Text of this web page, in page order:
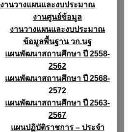
งานวางแผนเเละงบประมาณ
งานศูนย์ข้อมูล
งานวางแผนและงบประมาณ
ข้อมูลพื้นฐาน วก.นฐ
แผนพัฒนาสถานศึกษา ปี 2558-
2562
แผนพัฒนาสถานศึกษา ปี 2568-
2572
แผนพัฒนาสถานศึกษา ปี 2563-
2567
แผนปฏิบัติราชการ – ประจำ